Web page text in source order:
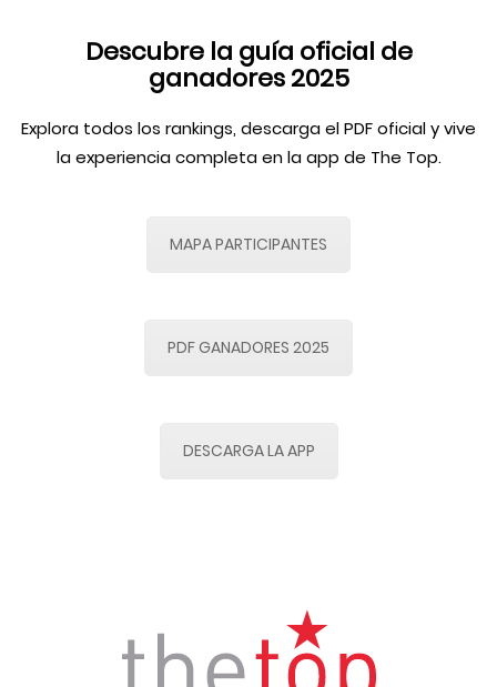
Descubre la guía oficial de
ganadores 2025
Explora todos los rankings, descarga el PDF oficial y vive
la experiencia completa en la app de The Top.
MAPA PARTICIPANTES
PDF GANADORES 2025
DESCARGA LA APP